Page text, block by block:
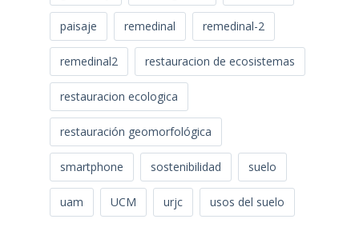
paisaje remedinal remedinal-2
remedinal2 restauracion de ecosistemas
restauracion ecologica
restauración geomorfológica
smartphone sostenibilidad suelo
uam UCM urjc usos del suelo